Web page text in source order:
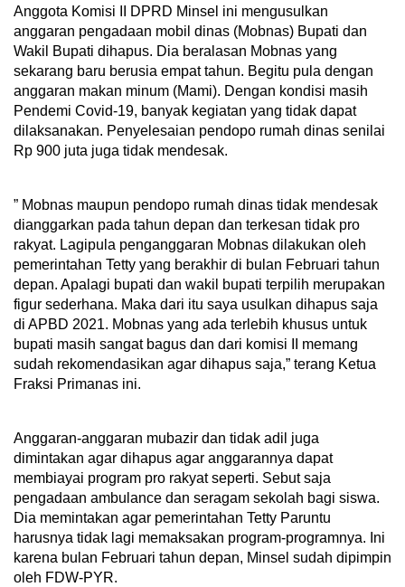
Anggota Komisi II DPRD Minsel ini mengusulkan
anggaran pengadaan mobil dinas (Mobnas) Bupati dan
Wakil Bupati dihapus. Dia beralasan Mobnas yang
sekarang baru berusia empat tahun. Begitu pula dengan
anggaran makan minum (Mami). Dengan kondisi masih
Pendemi Covid-19, banyak kegiatan yang tidak dapat
dilaksanakan. Penyelesaian pendopo rumah dinas senilai
Rp 900 juta juga tidak mendesak.
” Mobnas maupun pendopo rumah dinas tidak mendesak
dianggarkan pada tahun depan dan terkesan tidak pro
rakyat. Lagipula penganggaran Mobnas dilakukan oleh
pemerintahan Tetty yang berakhir di bulan Februari tahun
depan. Apalagi bupati dan wakil bupati terpilih merupakan
figur sederhana. Maka dari itu saya usulkan dihapus saja
di APBD 2021. Mobnas yang ada terlebih khusus untuk
bupati masih sangat bagus dan dari komisi II memang
sudah rekomendasikan agar dihapus saja,” terang Ketua
Fraksi Primanas ini.
Anggaran-anggaran mubazir dan tidak adil juga
dimintakan agar dihapus agar anggarannya dapat
membiayai program pro rakyat seperti. Sebut saja
pengadaan ambulance dan seragam sekolah bagi siswa.
Dia memintakan agar pemerintahan Tetty Paruntu
harusnya tidak lagi memaksakan program-programnya. Ini
karena bulan Februari tahun depan, Minsel sudah dipimpin
oleh FDW-PYR.